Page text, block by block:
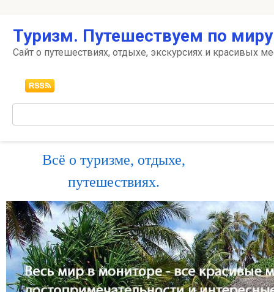
контенту
Туризм. Путешествуем по
Сайт о путешествиях, отдыхе, экскурсиях и красивых
Всё о туризме, отдыхе,
путешествиях.